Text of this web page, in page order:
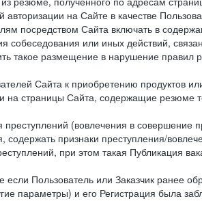
на Сайте в качестве
посредством Сайта включать в
собеседования или иных действий,
такое размещение в нарушение
Сайта к приобретению продуктов
на страницы Сайта, содержащие резюме
(вовлечения в
признаки преступления/
при этом такая Публикация
если Пользователь или Заказчик ранее
параметры) и его Регистрация была